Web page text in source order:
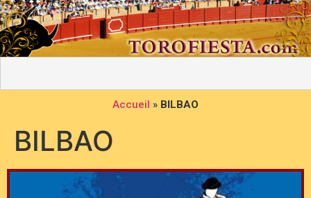
Accueil » BILBAO
BILBAO